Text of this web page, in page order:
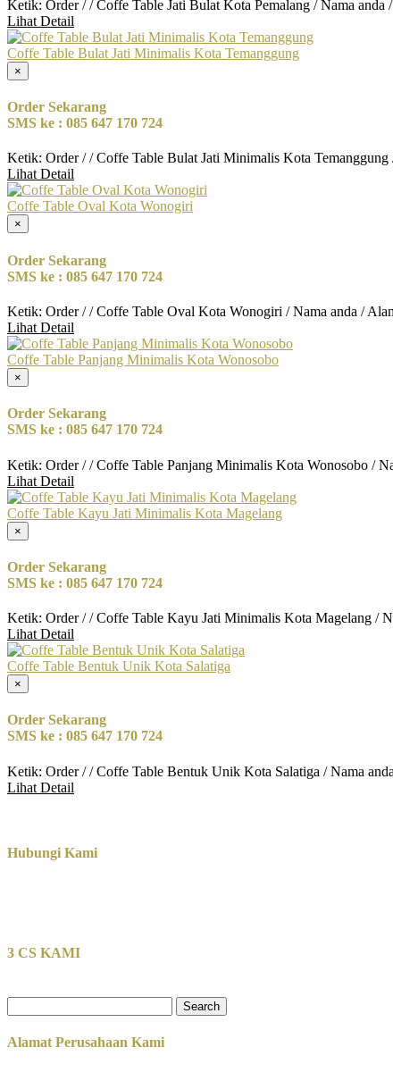
Ketik: Order / / Coffe Table Jati Bulat Kota Pemalang / Nama anda
Lihat Detail
Coffe Table Bulat Jati Minimalis Kota Temanggung
×
Order Sekarang
SMS ke : 085 647 170 724
Ketik: Order / / Coffe Table Bulat Jati Minimalis Kota Temanggung
Lihat Detail
Coffe Table Oval Kota Wonogiri
×
Order Sekarang
SMS ke : 085 647 170 724
Ketik: Order / / Coffe Table Oval Kota Wonogiri / Nama anda /
Lihat Detail
Coffe Table Panjang Minimalis Kota Wonosobo
×
Order Sekarang
SMS ke : 085 647 170 724
Ketik: Order / / Coffe Table Panjang Minimalis Kota Wonosobo /
Lihat Detail
Coffe Table Kayu Jati Minimalis Kota Magelang
×
Order Sekarang
SMS ke : 085 647 170 724
Ketik: Order / / Coffe Table Kayu Jati Minimalis Kota Magelang /
Lihat Detail
Coffe Table Bentuk Unik Kota Salatiga
×
Order Sekarang
SMS ke : 085 647 170 724
Ketik: Order / / Coffe Table Bentuk Unik Kota Salatiga / Nama
Lihat Detail
Hubungi Kami
3 CS KAMI
for:
Alamat Perusahaan Kami